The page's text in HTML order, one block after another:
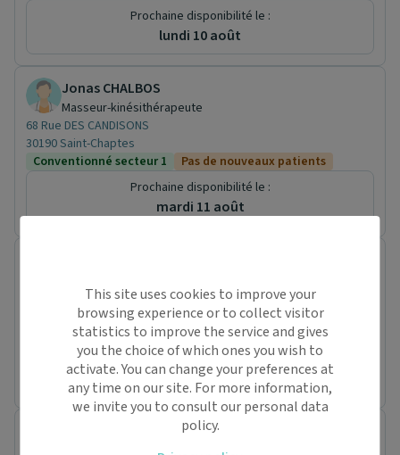
Prochaine disponibilité le :
lundi 10 août
Jonas CHALBOS
Masseur-kinésithérapeute
68 Rue DES CANDISONS
30190 Saint-Chaptes
Conventionné secteur 1
Pas de nouveaux patients
Prochaine disponibilité le :
mardi 11 août
68 Rue DES CANDISONS
30190 Saint-Chaptes
Conventionné
Pas de nouveaux patients
Prochaine disponibilité le :
mercredi 12 août
Christophe QUEULIN
Masseur-kinésithérapeute
This site uses cookies to improve your
browsing experience or to collect visitor
statistics to improve the service and gives
you the choice of which ones you wish to
activate. You can change your preferences at
any time on our site. For more information,
we invite you to consult our personal data
policy.